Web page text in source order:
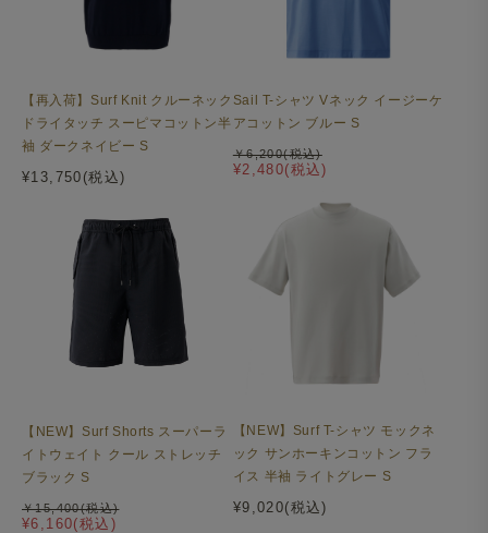
【再入荷】Surf Knit クルーネック
ドライタッチ スーピマコットン半
袖 ダークネイビー S
¥13,750(税込)
Sail T-シャツ Vネック イージーケ
アコットン ブルー S
¥2,480(税込)
￥6,200(税込)
【NEW】Surf Shorts スーパーラ
イトウェイト クール ストレッチ
ブラック S
¥6,160(税込)
￥15,400(税込)
【NEW】Surf T-シャツ モックネ
ック サンホーキンコットン フラ
イス 半袖 ライトグレー S
¥9,020(税込)